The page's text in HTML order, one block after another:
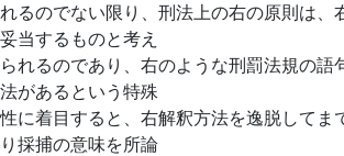
れるのでない限り、刑法上の右の原則は、
妥当するものと考え
られるのであり、右のような刑罰法規の語
法があるという特殊
性に着目すると、右解釈方法を逸脱してま
り採捕の意味を所論